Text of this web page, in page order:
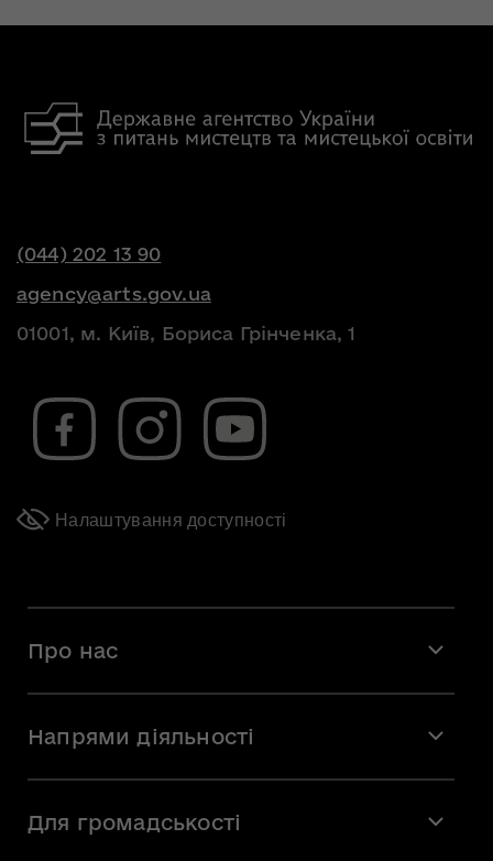
(044) 202 13 90
agency@arts.gov.ua
01001, м. Київ, Бориса Грінченка, 1
Налаштування доступності
Про нас
Команда
Вакансії
Напрями діяльності
Мистецька освіта
Для громадськості